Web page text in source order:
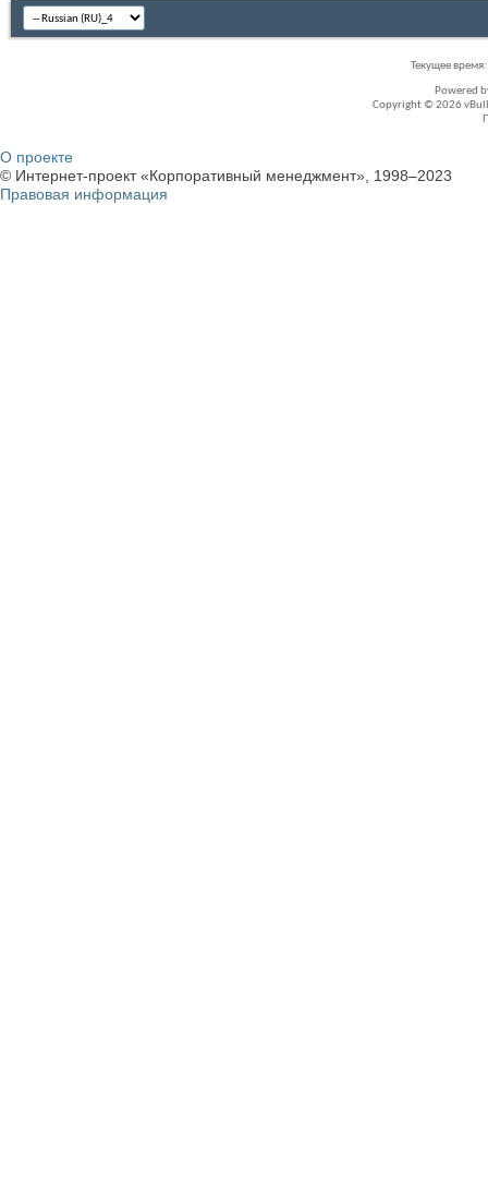
Текущее время:
Powered
Copyright © 2026
О проекте
© Интернет-проект «Корпоративный менеджмент», 1998–2023
Правовая информация